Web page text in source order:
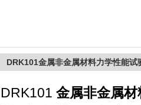
DRK101金属非金属材料力学性能试
DRK101 金属非金属